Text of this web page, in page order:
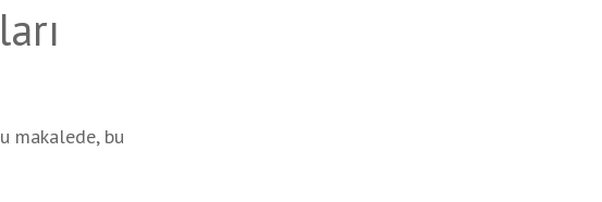
makalede, bu